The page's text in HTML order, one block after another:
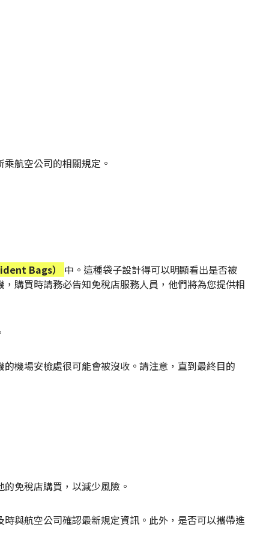
航空公司的相關規定。
Bags） 中。這種袋子設計得可以明顯看出是否被
購買時請務必告知免稅店服務人員，他們將為您提供相
機場安檢處很可能會被沒收。請注意，直到最終目的
免稅店購買，以減少風險。
與航空公司確認最新規定資訊。此外，是否可以攜帶進